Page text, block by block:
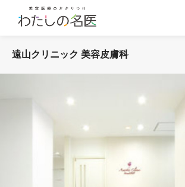
遠山クリニック 美容皮膚科